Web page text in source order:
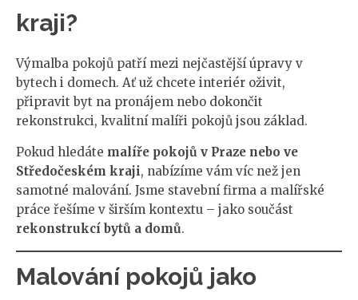
kraji?
Výmalba pokojů patří mezi nejčastější úpravy v
bytech i domech. Ať už chcete interiér oživit,
připravit byt na pronájem nebo dokončit
rekonstrukci, kvalitní malíři pokojů jsou základ.
Pokud hledáte malíře pokojů v Praze nebo ve
Středočeském kraji, nabízíme vám víc než jen
samotné malování. Jsme stavební firma a malířské
práce řešíme v širším kontextu – jako součást
rekonstrukcí bytů a domů.
Malování pokojů jako